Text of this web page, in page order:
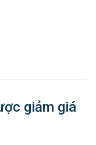
giảm giá